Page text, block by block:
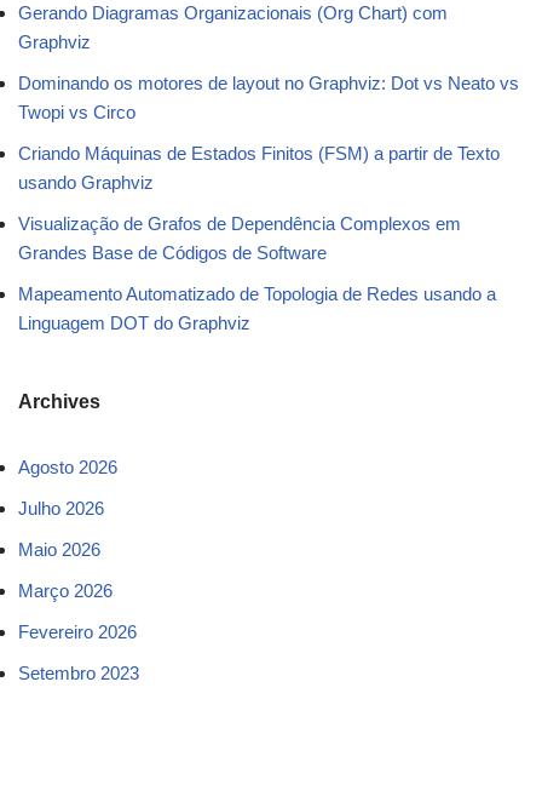
Gerando Diagramas Organizacionais (Org Chart) com
Graphviz
Dominando os motores de layout no Graphviz: Dot vs Neato vs
Twopi vs Circo
Criando Máquinas de Estados Finitos (FSM) a partir de Texto
usando Graphviz
Visualização de Grafos de Dependência Complexos em
Grandes Base de Códigos de Software
Mapeamento Automatizado de Topologia de Redes usando a
Linguagem DOT do Graphviz
Archives
Agosto 2026
Julho 2026
Maio 2026
Março 2026
Fevereiro 2026
Setembro 2023